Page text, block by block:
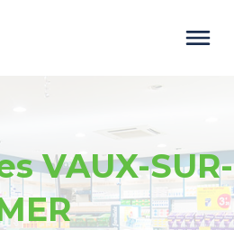
VAUX-SUR-